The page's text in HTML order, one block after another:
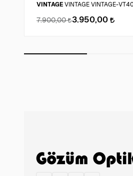
VINTAGE VINTAGE VINTAGE-
7.900,00 3.950,00